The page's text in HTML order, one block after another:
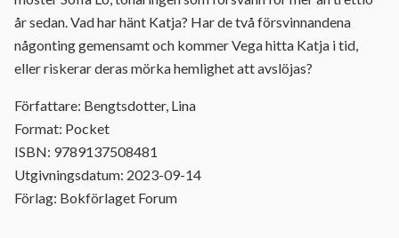
år sedan. Vad har hänt Katja? Har de två försvinnandena
någonting gemensamt och kommer Vega hitta Katja i tid,
eller riskerar deras mörka hemlighet att avslöjas?
Författare: Bengtsdotter, Lina
Format: Pocket
ISBN: 9789137508481
Utgivningsdatum: 2023-09-14
Förlag: Bokförlaget Forum